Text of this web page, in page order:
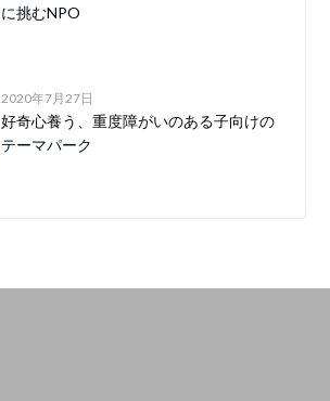
に挑むNPO
2020年7月27日
好奇心養う、重度障がいのある子向けの
テーマパーク